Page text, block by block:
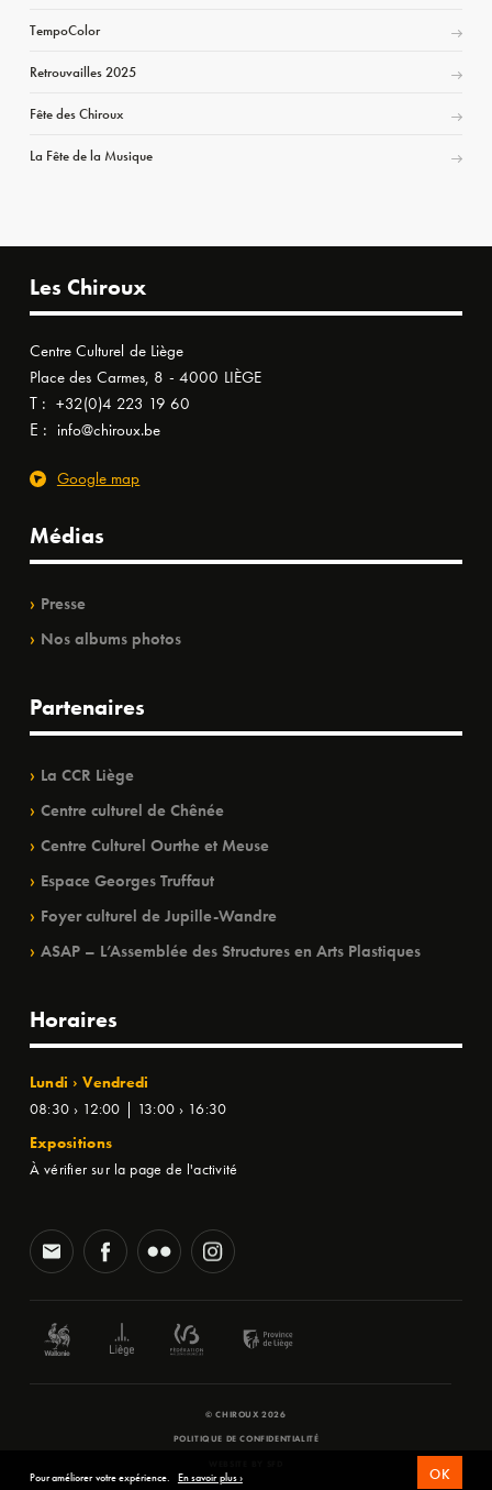
TempoColor
Retrouvailles 2025
Fête des Chiroux
La Fête de la Musique
Les Chiroux
Centre Culturel de Liège
Place des Carmes, 8 - 4000 LIÈGE
T : +32(0)4 223 19 60
E : info@chiroux.be
Google map
Médias
Presse
Nos albums photos
Partenaires
La CCR Liège
Centre culturel de Chênée
Centre Culturel Ourthe et Meuse
Espace Georges Truffaut
Foyer culturel de Jupille-Wandre
ASAP – L’Assemblée des Structures en Arts Plastiques
Horaires
Lundi › Vendredi
08:30 › 12:00 | 13:00 › 16:30
Expositions
À vérifier sur la page de l'activité
© CHIROUX 2026
POLITIQUE DE CONFIDENTIALITÉ
Pour améliorer votre expérience. En savoir plus › OK